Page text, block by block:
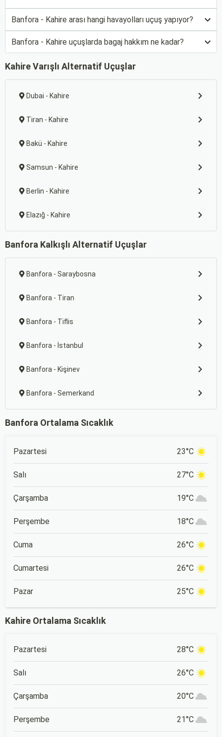
Banfora - Kahire arası hangi havayolları uçuş yapıyor?
Banfora - Kahire uçuşlarda bagaj hakkım ne kadar?
Kahire Varışlı Alternatif Uçuşlar
Dubai - Kahire
Tiran - Kahire
Bakü - Kahire
Samsun - Kahire
Berlin - Kahire
Elazığ - Kahire
Banfora Kalkışlı Alternatif Uçuşlar
Banfora - Saraybosna
Banfora - Tiran
Banfora - Tiflis
Banfora - İstanbul
Banfora - Kişinev
Banfora - Semerkand
Banfora Ortalama Sıcaklık
Pazartesi 23°C
Salı 27°C
Çarşamba 19°C
Perşembe 18°C
Cuma 26°C
Cumartesi 26°C
Pazar 25°C
Kahire Ortalama Sıcaklık
Pazartesi 28°C
Salı 26°C
Çarşamba 20°C
Perşembe 21°C